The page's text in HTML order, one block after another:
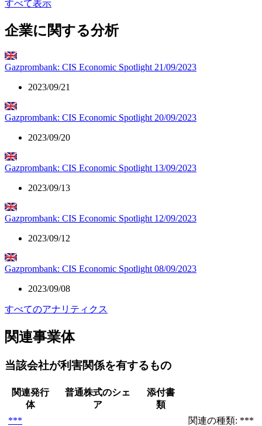
すべて表示
企業に関する分析
Gazprombank: CIS Economic Spotlight 21/09/2023
2023/09/21
Gazprombank: CIS Economic Spotlight 20/09/2023
2023/09/20
Gazprombank: CIS Economic Spotlight 13/09/2023
2023/09/13
Gazprombank: CIS Economic Spotlight 12/09/2023
2023/09/12
Gazprombank: CIS Economic Spotlight 08/09/2023
2023/09/08
すべてのアナリティクス
関連事業体
当該会社が利害関係を有するもの
関連発行
体
普通株式のシェ
ア
添付書
類
***
関連の種類: ***